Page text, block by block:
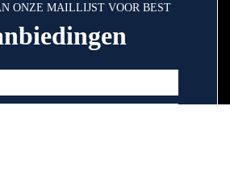
ONZE MAILLIJST VOOR BEST